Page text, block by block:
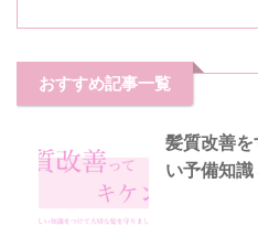
おすすめ記事一覧
髪質改善
い予備知